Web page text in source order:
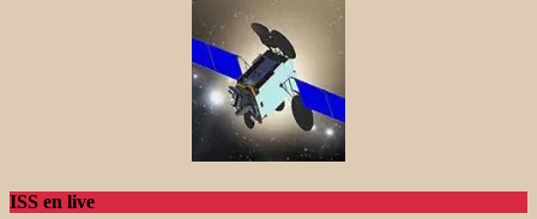
ISS en live